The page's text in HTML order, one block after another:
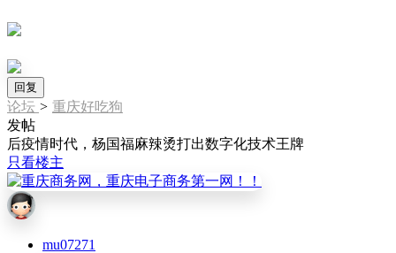
回复
论坛 > 重庆好吃狗
发帖
后疫情时代，杨国福麻辣烫打出数字化技术王牌
只看楼主
mu07271